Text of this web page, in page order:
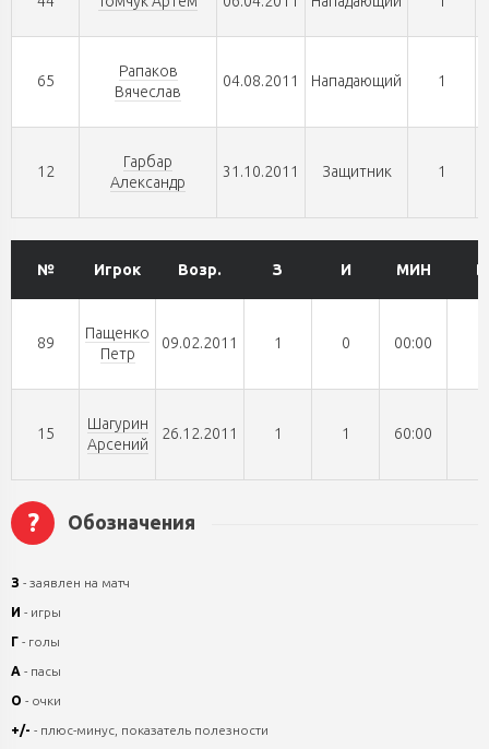
65
Рапаков
Вячеслав
04.08.2011 Нападающий 1
12
Гарбар
Александр
31.10.2011 Защитник 1
№ Игрок Возр. З И МИН В
89
Пащенко
Петр
09.02.2011 1 0 00:00
15
Шагурин
Арсений
26.12.2011 1 1 60:00
? Обозначения
З - заявлен на матч
И - игры
Г - голы
А - пасы
О - очки
+/- - плюс-минус, показатель полезности